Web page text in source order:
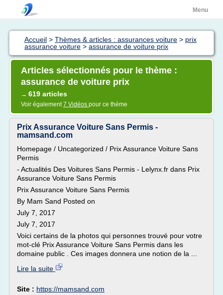
Menu
Accueil > Thèmes & articles : assurances voiture > prix
assurance voiture > assurance de voiture prix
Articles sélectionnés pour le thème :
assurance de voiture prix
→ 619 articles
Voir également7 Vidéos pour ce thème
Prix Assurance Voiture Sans Permis -
mamsand.com
Homepage / Uncategorized / Prix Assurance Voiture Sans
Permis
- Actualités Des Voitures Sans Permis - Lelynx.fr dans Prix
Assurance Voiture Sans Permis
Prix Assurance Voiture Sans Permis
By Mam Sand Posted on
July 7, 2017
July 7, 2017
Voici certains de la photos qui personnes trouvé pour votre
mot-clé Prix Assurance Voiture Sans Permis dans les
domaine public . Ces images donnera une notion de la ...
Lire la suite
Site : https://mamsand.com